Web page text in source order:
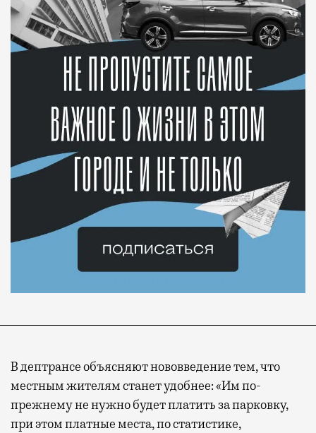
В дептрансе объясняют нововведение тем, что
местным жителям станет удобнее: «Им по-
прежнему не нужно будет платить за парковку,
при этом платные места, по статистике,